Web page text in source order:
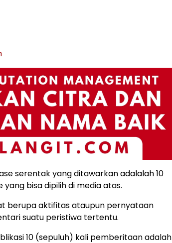
serentak yang ditawarkan adalalah 10
yang bisa dipilih di media atas.
berupa aktifitas ataupun pernyataan
suatu peristiwa tertentu.
10 (sepuluh) kali pemberitaan adalah